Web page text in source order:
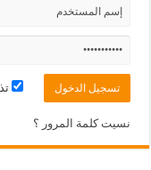
نسيت كلمة المرور ؟